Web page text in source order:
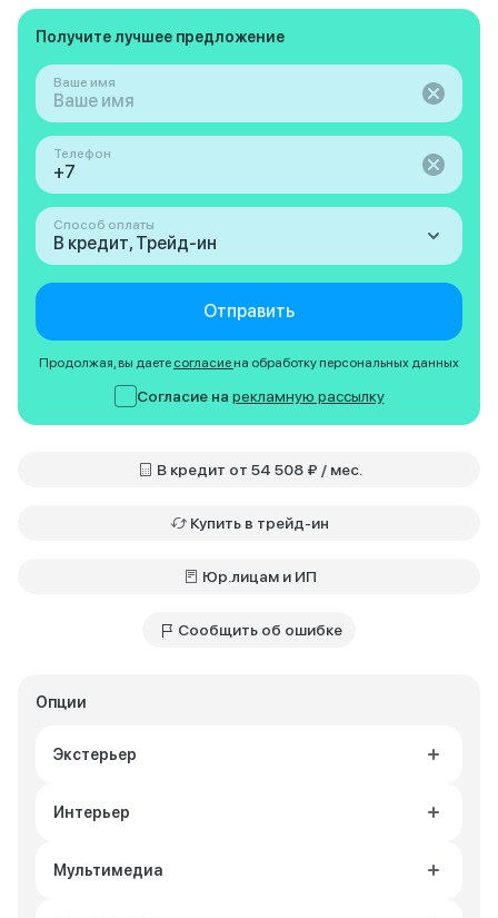
Опции
Экстерьер
Интерьер
Мультимедиа
Получите лучшее предложение
Ваше имя
Телефон
Способ оплаты
В кредит, Трейд-ин
Отправить
Продолжая, вы даете согласие на обработку персональных данных
Согласие на рекламную рассылку
В кредит от 54 508 ₽ / мес.
Купить в трейд-ин
Юр.лицам и ИП
Сообщить об ошибке